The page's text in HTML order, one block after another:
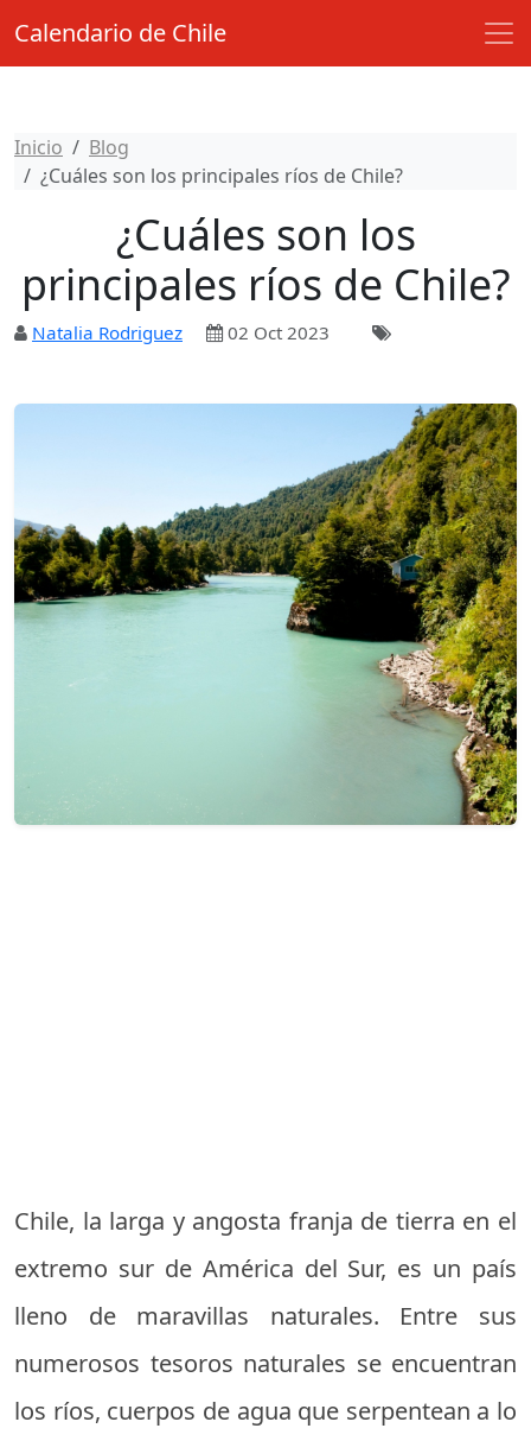
Calendario de Chile
Inicio
Blog
¿Cuáles son los principales ríos de Chile?
¿Cuáles son los
principales ríos de Chile?
Natalia Rodriguez 02 Oct 2023
Chile, la larga y angosta franja de tierra en el
extremo sur de América del Sur, es un país
lleno de maravillas naturales. Entre sus
numerosos tesoros naturales se encuentran
los ríos, cuerpos de agua que serpentean a lo